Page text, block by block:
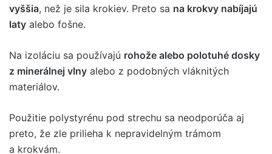
vyššia, než je sila krokiev. Preto sa na krokvy nabíjajú
laty alebo fošne.
Na izoláciu sa používajú rohože alebo polotuhé dosky
z minerálnej vlny alebo z podobných vláknitých
materiálov.
Použitie polystyrénu pod strechu sa neodporúča aj
preto, že zle prilieha k nepravidelným trámom
a krokvám.